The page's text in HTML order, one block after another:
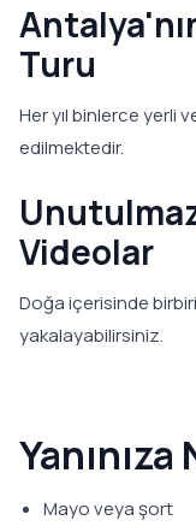
Turu
Her yıl binlerce yerli
edilmektedir.
Videolar
Doğa içerisinde
yakalayabilirsiniz.
Yanınıza
Mayo veya şort